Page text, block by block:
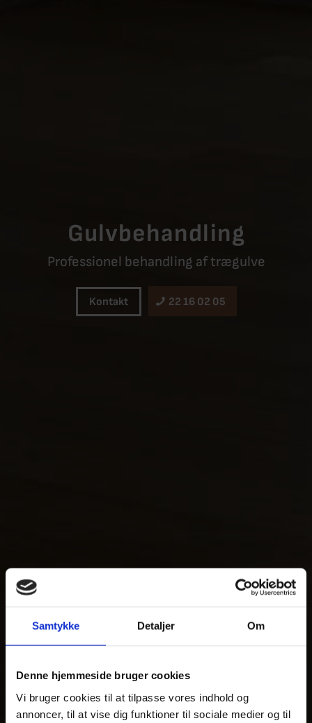
Samtykke Detaljer Om
Denne hjemmeside bruger cookies
Vi bruger cookies til at tilpasse vores indhold og
annoncer, til at vise dig funktioner til sociale medier og til
Gulvbehandling
Professionel behandling af trægulve
Kontakt 22 16 02 05